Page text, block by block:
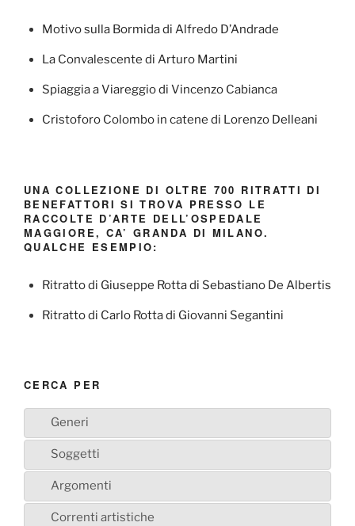
Motivo sulla Bormida di Alfredo D’Andrade
La Convalescente di Arturo Martini
Spiaggia a Viareggio di Vincenzo Cabianca
Cristoforo Colombo in catene di Lorenzo Delleani
UNA COLLEZIONE DI OLTRE 700 RITRATTI DI
BENEFATTORI SI TROVA PRESSO LE
RACCOLTE D’ARTE DELL’OSPEDALE
MAGGIORE, CA’ GRANDA DI MILANO.
QUALCHE ESEMPIO:
Ritratto di Giuseppe Rotta di Sebastiano De Albertis
Ritratto di Carlo Rotta di Giovanni Segantini
CERCA PER
Generi
Soggetti
Argomenti
Correnti artistiche